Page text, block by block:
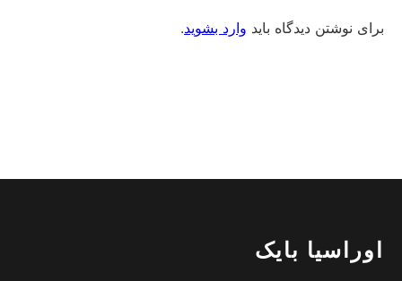
برای نوشتن دیدگاه باید وارد بشوید.
اوراسیا بایک